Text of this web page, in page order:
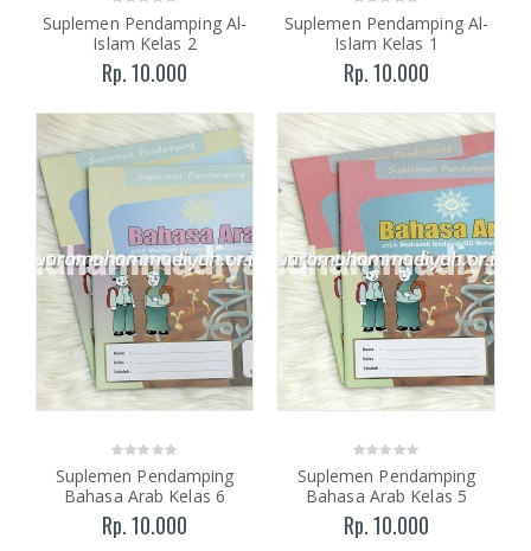
Suplemen Pendamping Al-
Islam Kelas 2
Rp. 10.000
Suplemen Pendamping Al-
Islam Kelas 1
Rp. 10.000
Suplemen Pendamping
Bahasa Arab Kelas 6
Rp. 10.000
Suplemen Pendamping
Bahasa Arab Kelas 5
Rp. 10.000